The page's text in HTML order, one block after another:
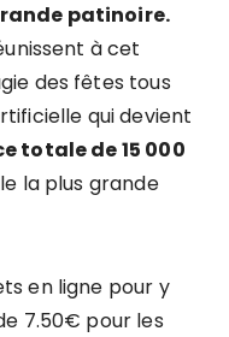
patinoire.
à cet
des fêtes tous
qui devient
totale de 15 000
la plus grande
en ligne pour y
7.50€ pour les